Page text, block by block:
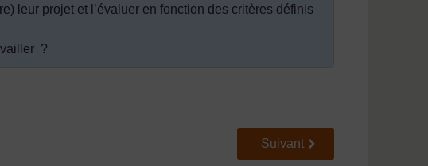
leur projet et l’évaluer en fonction des critères définis
?
Suivant
Suivant